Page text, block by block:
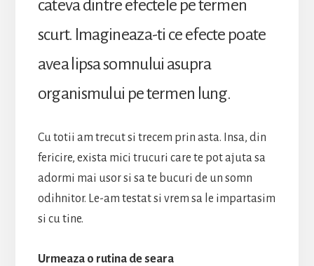
cateva dintre efectele pe termen
scurt. Imagineaza-ti ce efecte poate
avea lipsa somnului asupra
organismului pe termen lung.
Cu totii am trecut si trecem prin asta. Insa, din
fericire, exista mici trucuri care te pot ajuta sa
adormi mai usor si sa te bucuri de un somn
odihnitor. Le-am testat si vrem sa le impartasim
si cu tine.
Urmeaza o rutina de seara